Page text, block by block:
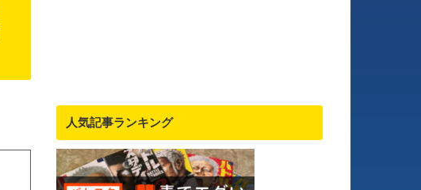
人気記事ランキング